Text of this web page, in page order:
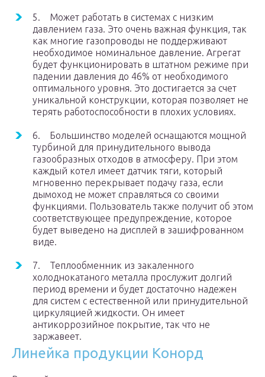
5. Может работать в системах с низким
давлением газа. Это очень важная функция, так
как многие газопроводы не поддерживают
необходимое номинальное давление. Агрегат
будет функционировать в штатном режиме при
падении давления до 46% от необходимого
оптимального уровня. Это достигается за счет
уникальной конструкции, которая позволяет не
терять работоспособности в плохих условиях.
6. Большинство моделей оснащаются мощной
турбиной для принудительного вывода
газообразных отходов в атмосферу. При этом
каждый котел имеет датчик тяги, который
мгновенно перекрывает подачу газа, если
дымоход не может справляться со своими
функциями. Пользователь также получит об этом
соответствующее предупреждение, которое
будет выведено на дисплей в зашифрованном
виде.
7. Теплообменник из закаленного
холоднокатаного металла прослужит долгий
период времени и будет достаточно надежен
для систем с естественной или принудительной
циркуляцией жидкости. Он имеет
антикоррозийное покрытие, так что не
заржавеет.
Линейка продукции Конорд